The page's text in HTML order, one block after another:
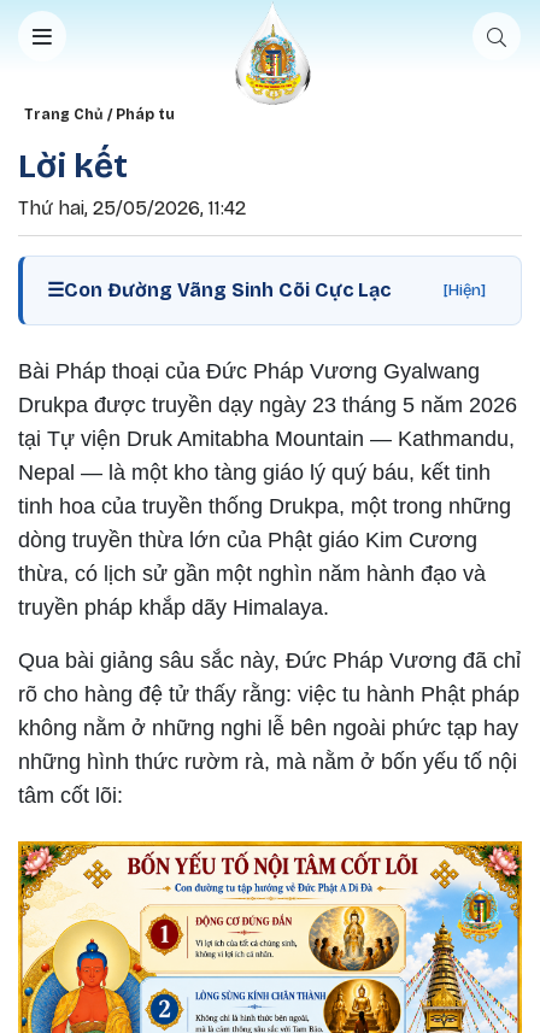
Nhảy đến nội dung
Breadcrumb
Trang Chủ Pháp tu
Lời kết
Thứ hai, 25/05/2026, 11:42
☰Con Đường Vãng Sinh Cõi Cực Lạc [Hiện]
Bài Pháp thoại của Đức Pháp Vương Gyalwang
Drukpa được truyền dạy ngày 23 tháng 5 năm 2026
tại Tự viện Druk Amitabha Mountain — Kathmandu,
Nepal — là một kho tàng giáo lý quý báu, kết tinh
tinh hoa của truyền thống Drukpa, một trong những
dòng truyền thừa lớn của Phật giáo Kim Cương
thừa, có lịch sử gần một nghìn năm hành đạo và
truyền pháp khắp dãy Himalaya.
Qua bài giảng sâu sắc này, Đức Pháp Vương đã chỉ
rõ cho hàng đệ tử thấy rằng: việc tu hành Phật pháp
không nằm ở những nghi lễ bên ngoài phức tạp hay
những hình thức rườm rà, mà nằm ở bốn yếu tố nội
tâm cốt lõi: